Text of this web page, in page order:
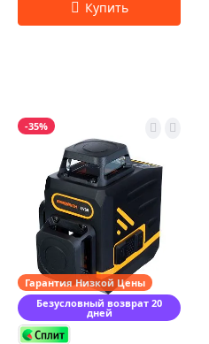
-35%
Гарантия Низкой Цены
Безусловный возврат 20
дней